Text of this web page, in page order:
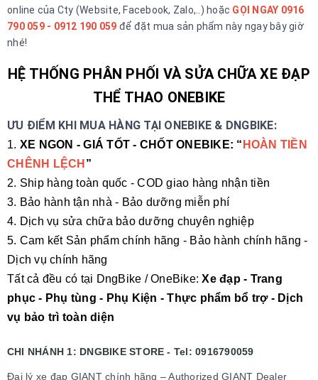
online của Cty (Website, Facebook, Zalo,..) hoặc GỌI NGAY 0916
790 059 - 0912 190 059 để đặt mua sản phẩm này ngay bây giờ
nhé!
HỆ THỐNG PHÂN PHỐI VÀ SỬA CHỮA XE ĐẠP
THỂ THAO ONEBIKE
ƯU ĐIỂM KHI MUA HÀNG TẠI ONEBIKE & DNGBIKE:
1. XE NGON - GIÁ TỐT - CHỐT ONEBIKE: “ HOÀN TIỀN
CHÊNH LỆCH ”
2. Ship hàng toàn quốc - COD giao hàng nhận tiền
3. Bảo hành tận nhà - Bảo dưỡng miễn phí
4. Dịch vụ sửa chữa bảo dưỡng chuyên nghiệp
5. Cam kết Sản phẩm chính hãng - Bảo hành chính hãng -
Dịch vụ chính hãng
Tất cả đều có tại DngBike / OneBike: Xe đạp - Trang
phục - Phụ tùng - Phụ Kiện - Thực phẩm bổ trợ - Dịch
vụ bảo trì toàn diện
CHI NHÁNH 1: DNGBIKE STORE - Tel: 0916790059
Đại lý xe đạp GIANT chính hãng – Authorized GIANT Dealer